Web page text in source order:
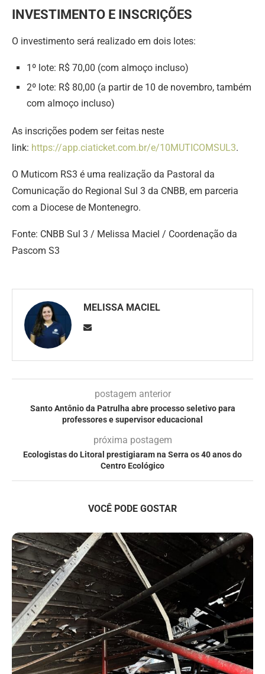
INVESTIMENTO E INSCRIÇÕES
O investimento será realizado em dois lotes:
1º lote: R$ 70,00 (com almoço incluso)
2º lote: R$ 80,00 (a partir de 10 de novembro, também
com almoço incluso)
As inscrições podem ser feitas neste
link: https://app.ciaticket.com.br/e/10MUTICOMSUL3.
O Muticom RS3 é uma realização da Pastoral da
Comunicação do Regional Sul 3 da CNBB, em parceria
com a Diocese de Montenegro.
Fonte: CNBB Sul 3 / Melissa Maciel / Coordenação da
Pascom S3
MELISSA MACIEL
postagem anterior
Santo Antônio da Patrulha abre processo seletivo para
professores e supervisor educacional
próxima postagem
Ecologistas do Litoral prestigiaram na Serra os 40 anos do
Centro Ecológico
VOCÊ PODE GOSTAR